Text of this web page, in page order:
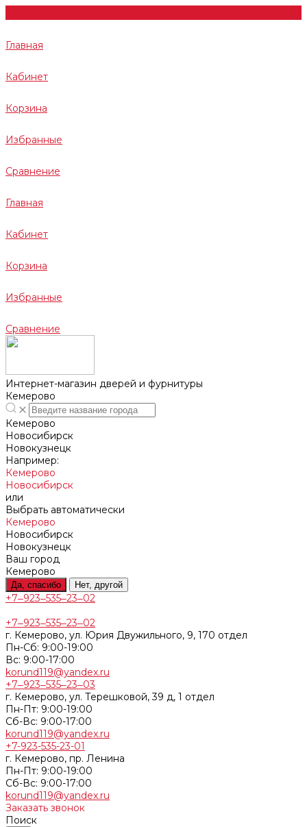
Главная
Кабинет
Корзина
Избранные
Сравнение
Главная
Кабинет
Корзина
Избранные
Сравнение
Интернет-магазин дверей и фурнитуры
Кемерово
Кемерово
Новосибирск
Новокузнецк
Например:
Кемерово
Новосибирск
или
Выбрать автоматически
Кемерово
Новосибирск
Новокузнецк
Ваш город
Кемерово
Да, спасибо Нет, другой
+7‒923‒535‒23‒02
+7‒923‒535‒23‒02
г. Кемерово, ул. Юрия Двужильного, 9, 170 отдел
Пн-Сб: 9:00-19:00
Вс: 9:00-17:00
korund119@yandex.ru
+7‒923‒535‒23‒03
г. Кемерово, ул. Терешковой, 39 д, 1 отдел
Пн-Пт: 9:00-19:00
Cб-Вс: 9:00-17:00
korund119@yandex.ru
+7-923-535-23-01
г. Кемерово, пр. Ленина
Пн-Пт: 9:00-19:00
Cб-Вс: 9:00-17:00
korund119@yandex.ru
Заказать звонок
Поиск